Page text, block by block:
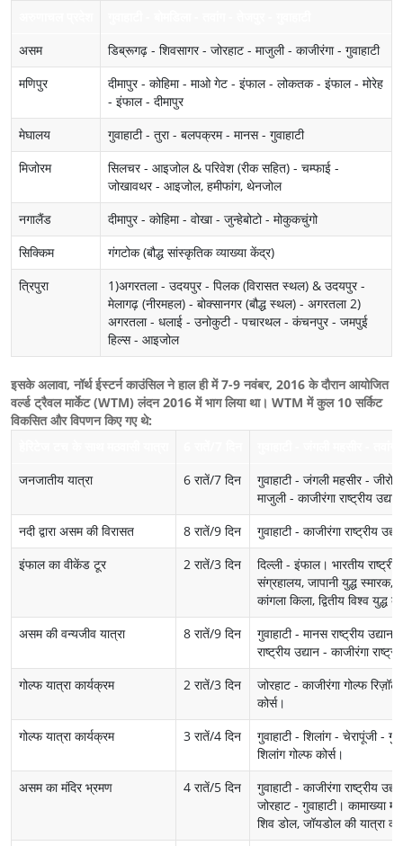
असम
डिब्रूगढ़ - शिवसागर - जोरहाट - माजुली - काजीरंगा - गुवाहाटी
मणिपुर
दीमापुर - कोहिमा - माओ गेट - इंफाल - लोकतक - इंफाल - मोरेह
- इंफाल - दीमापुर
मेघालय
गुवाहाटी - तुरा - बलपक्रम - मानस - गुवाहाटी
मिजोरम
सिलचर - आइजोल & परिवेश (रीक सहित) - चम्फाई -
जोखावथर - आइजोल, हमीफांग, थेनजोल
नगालैंड
दीमापुर - कोहिमा - वोखा - जुन्हेबोटो - मोकुकचुंगो
सिक्किम
गंगटोक (बौद्ध सांस्कृतिक व्याख्या केंद्र)
त्रिपुरा
1)अगरतला - उदयपुर - पिलक (विरासत स्थल) & उदयपुर -
मेलागढ़ (नीरमहल) - बोक्सानगर (बौद्ध स्थल) - अगरतला 2)
अगरतला - धलाई - उनोकुटी - पचारथल - कंचनपुर - जमपुई
हिल्स - आइजोल
इसके अलावा, नॉर्थ ईस्टर्न काउंसिल ने हाल ही में 7-9 नवंबर, 2016 के दौरान आयोजित
वर्ल्ड ट्रैवल मार्केट (WTM) लंदन 2016 में भाग लिया था। WTM में कुल 10 सर्किट
विकसित और विपणन किए गए थे:
जनजातीय यात्रा
6 रातें/7 दिन
गुवाहाटी - जंगली महसीर - जीरो
माजुली - काजीरंगा राष्ट्रीय
नदी द्वारा असम की विरासत
8 रातें/9 दिन
गुवाहाटी - काजीरंगा राष्ट्रीय
इंफाल का वीकेंड टूर
2 रातें/3 दिन
दिल्ली - इंफाल। भारतीय
संग्रहालय, जापानी युद्ध
कांगला किला, द्वितीय विश्व युद्ध
असम की वन्यजीव यात्रा
8 रातें/9 दिन
गुवाहाटी - मानस राष्ट्रीय उद्यान
राष्ट्रीय उद्यान - काजीरंगा
गोल्फ यात्रा कार्यक्रम
2 रातें/3 दिन
जोरहाट - काजीरंगा गोल्फ
कोर्स।
गोल्फ यात्रा कार्यक्रम
3 रातें/4 दिन
गुवाहाटी - शिलांग - चेरापूंजी -
शिलांग गोल्फ कोर्स।
असम का मंदिर भ्रमण
4 रातें/5 दिन
गुवाहाटी - काजीरंगा राष्ट्रीय
जोरहाट - गुवाहाटी। कामाख्या
शिव डोल, जॉयडोल की यात्रा